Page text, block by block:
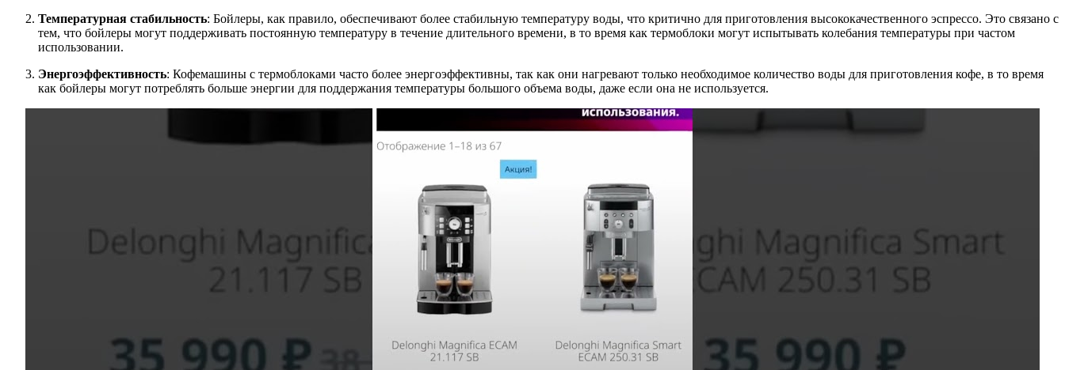
Температурная стабильность: Бойлеры, как правило, обеспечивают более стабильную температуру воды, что критично для приготовления высококачественного эспрессо. Это связано с
тем, что бойлеры могут поддерживать постоянную температуру в течение длительного времени, в то время как термоблоки могут испытывать колебания температуры при частом
использовании.
Энергоэффективность: Кофемашины с термоблоками часто более энергоэффективны, так как они нагревают только необходимое количество воды для приготовления кофе, в то время
как бойлеры могут потреблять больше энергии для поддержания температуры большого объема воды, даже если она не используется.